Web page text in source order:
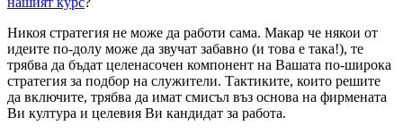
Никоя стратегия не може да работи сама. Макар че някои от
идеите по-долу може да звучат забавно (и това е така!), те
трябва да бъдат целенасочен компонент на Вашата по-широка
стратегия за подбор на служители. Тактиките, които решите
да включите, трябва да имат смисъл въз основа на фирмената
Ви култура и целевия Ви кандидат за работа.